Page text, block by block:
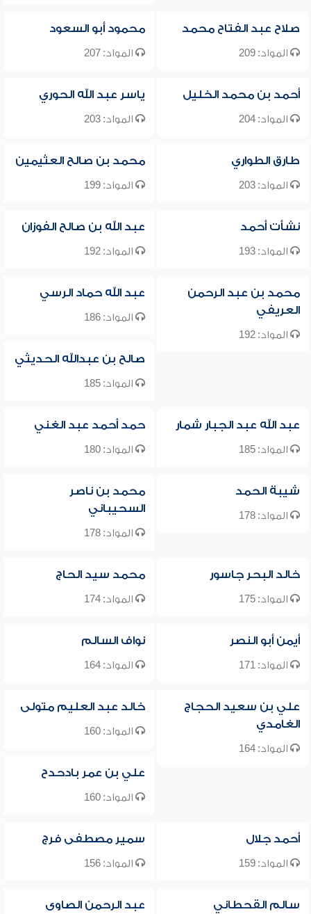
صلاح عبد الفتاح محمد
المواد: 209
محمود أبو السعود
المواد: 207
أحمد بن محمد الخليل
المواد: 204
ياسر عبد الله الحوري
المواد: 203
طارق الطواري
المواد: 203
محمد بن صالح العثيمين
المواد: 199
نشأت أحمد
المواد: 193
عبد الله بن صالح الفوزان
المواد: 192
محمد بن عبد الرحمن
العريفي
المواد: 192
عبد الله حماد الرسي
المواد: 186
صالح بن عبدالله الحديثي
المواد: 185
عبد الله عبد الجبار شمار
المواد: 185
حمد أحمد عبد الغني
المواد: 180
شيبة الحمد
المواد: 178
محمد بن ناصر
السحيباني
المواد: 178
خالد البحر جاسور
المواد: 175
محمد سيد الحاج
المواد: 174
أيمن أبو النصر
المواد: 171
نواف السالم
المواد: 164
علي بن سعيد الحجاج
الغامدي
المواد: 164
خالد عبد العليم متولى
المواد: 160
علي بن عمر بادحدح
المواد: 160
أحمد جلال
المواد: 159
سمير مصطفى فرج
المواد: 156
سالم القحطاني عبد الرحمن الصاوى